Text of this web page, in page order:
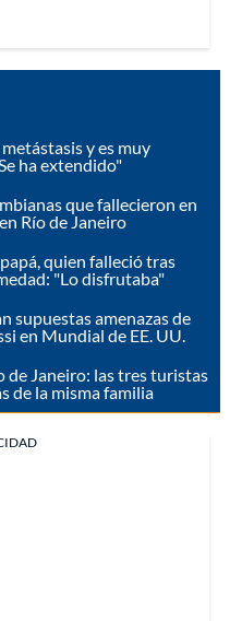
y es muy
ha extendido"
que fallecieron en
Río de Janeiro
quien falleció tras
"Lo disfrutaba"
supuestas amenazas de
en Mundial de EE. UU.
Janeiro: las tres turistas
de la misma familia